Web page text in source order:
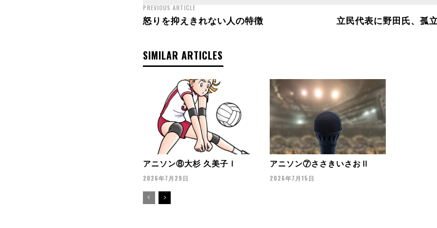
PREVIOUS ARTICLE
怒りを抑えきれない人の特徴 立民代表に野田氏、孤
SIMILAR ARTICLES
アニソン⑧大杉 久美子Ⅰ
2026年7月29日
アニソン⑦ささきいさおⅡ
2026年7月15日